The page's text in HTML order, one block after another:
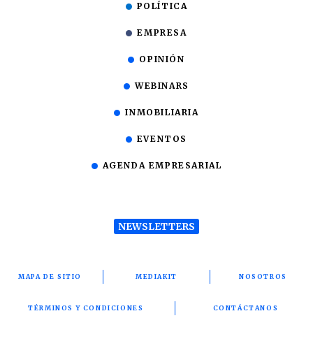
POLÍTICA
EMPRESA
OPINIÓN
WEBINARS
INMOBILIARIA
EVENTOS
AGENDA EMPRESARIAL
NEWSLETTERS
MAPA DE SITIO MEDIAKIT NOSOTROS
TÉRMINOS Y CONDICIONES CONTÁCTANOS